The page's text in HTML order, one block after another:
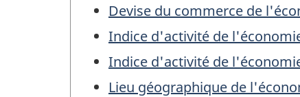
Devise du commerce de
Indice d'activité de
Indice d'activité de
Lieu géographique de